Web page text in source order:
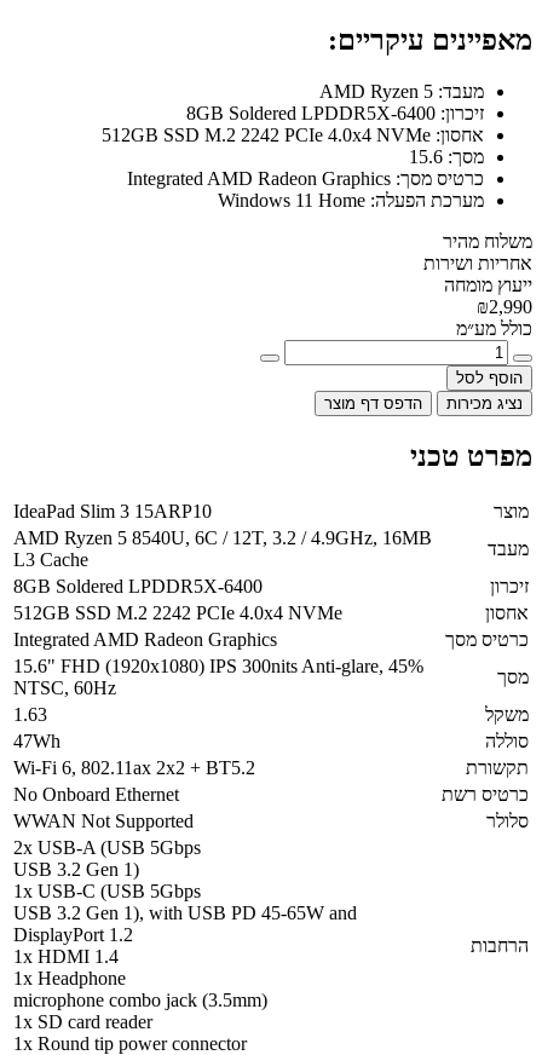
מאפיינים עיקריים:
מעבד:
זיכרון:
אחסון:
מסך:
כרטיס מסך:
מערכת הפעלה:
משלוח מהיר
אחריות ושירות
ייעוץ מומחה
₪2,990
כולל מע״מ
הוסף לסל
נציג מכירות
הדפס דף מוצר
מפרט טכני
מוצר
IdeaPad Slim 3 15ARP10
מעבד
AMD Ryzen 5 8540U, 6C / 12T, 3.2 / 4.9GHz, 16MB
L3 Cache
זיכרון
8GB Soldered LPDDR5X-6400
אחסון
512GB SSD M.2 2242 PCIe 4.0x4 NVMe
כרטיס מסך
Integrated AMD Radeon Graphics
מסך
15.6" FHD (1920x1080) IPS 300nits Anti-glare, 45%
NTSC, 60Hz
משקל
1.63
סוללה
47Wh
תקשורת
Wi-Fi 6, 802.11ax 2x2 + BT5.2
כרטיס רשת
No Onboard Ethernet
סלולר
WWAN Not Supported
הרחבות
2x USB-A (USB 5Gbps
USB 3.2 Gen 1)
1x USB-C (USB 5Gbps
USB 3.2 Gen 1), with USB PD 45-65W and
DisplayPort 1.2
1x HDMI 1.4
1x Headphone
microphone combo jack (3.5mm)
1x SD card reader
1x Round tip power connector